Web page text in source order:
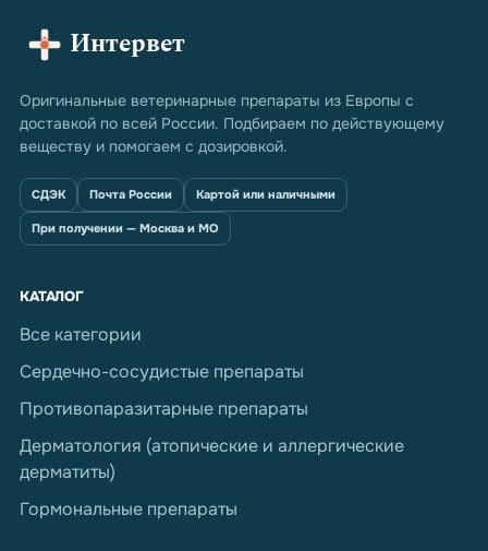
Интервет
Оригинальные ветеринарные препараты из Европы с
доставкой по всей России. Подбираем по действующему
веществу и помогаем с дозировкой.
СДЭК Почта России Картой или наличными
При получении — Москва и МО
КАТАЛОГ
Все категории
Сердечно-сосудистые препараты
Противопаразитарные препараты
Дерматология (атопические и аллергические
дерматиты)
Гормональные препараты